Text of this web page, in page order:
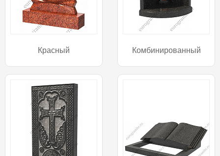
Красный Комбинированный